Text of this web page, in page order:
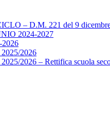
– D.M. 221 del 9
2024-2027
2026
2025/2026
2026 – Rettifica scuola